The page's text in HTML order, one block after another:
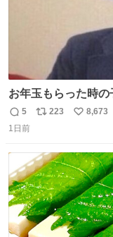
お年玉もらった
返
信
5
リ
ト
数
223
い
数
8,673
1日前